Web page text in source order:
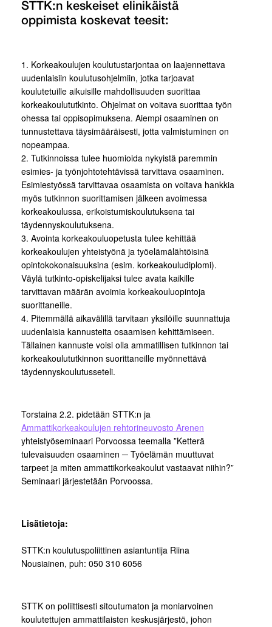
STTK:n keskeiset elinikäistä
oppimista koskevat teesit:
1. Korkeakoulujen koulutustarjontaa on laajennettava
uudenlaisiin koulutusohjelmiin, jotka tarjoavat
koulutetuille aikuisille mahdollisuuden suorittaa
korkeakoulututkinto. Ohjelmat on voitava suorittaa työn
ohessa tai oppisopimuksena. Aiempi osaaminen on
tunnustettava täysimääräisesti, jotta valmistuminen on
nopeampaa.
2. Tutkinnoissa tulee huomioida nykyistä paremmin
esimies- ja työnjohtotehtävissä tarvittava osaaminen.
Esimiestyössä tarvittavaa osaamista on voitava hankkia
myös tutkinnon suorittamisen jälkeen avoimessa
korkeakoulussa, erikoistumiskoulutuksena tai
täydennyskoulutuksena.
3. Avointa korkeakouluopetusta tulee kehittää
korkeakoulujen yhteistyönä ja työelämälähtöisinä
opintokokonaisuuksina (esim. korkeakouludiplomi).
Väylä tutkinto-opiskelijaksi tulee avata kaikille
tarvittavan määrän avoimia korkeakouluopintoja
suorittaneille.
4. Pitemmällä aikavälillä tarvitaan yksilöille suunnattuja
uudenlaisia kannusteita osaamisen kehittämiseen.
Tällainen kannuste voisi olla ammatillisen tutkinnon tai
korkeakoulututkinnon suorittaneille myönnettävä
täydennyskoulutusseteli.
Torstaina 2.2. pidetään STTK:n ja
Ammattikorkeakoulujen rehtorineuvosto Arenen
yhteistyöseminaari Porvoossa teemalla ”Ketterä
tulevaisuuden osaaminen ─ Työelämän muuttuvat
tarpeet ja miten ammattikorkeakoulut vastaavat niihin?”
Seminaari järjestetään Porvoossa.
Lisätietoja:
STTK:n koulutuspoliittinen asiantuntija Riina
Nousiainen, puh: 050 310 6056
STTK on poliittisesti sitoutumaton ja moniarvoinen
koulutettujen ammattilaisten keskusjärjestö, johon